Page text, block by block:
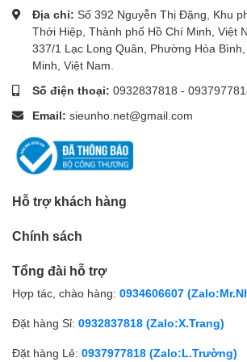
liên tục.Địa chỉ: Số 392 Nguyễn Thị Đặng, Khu
Thới Hiệp, Thành phố Hồ Chí Minh, Việt
337/1 Lạc Long Quân, Phường Hòa
Minh, Việt Nam.
Số điện thoại: 0932837818 -
Email: sieunho.net@gmail.com
Hỗ trợ khách hàng
Chính sách
Tổng đài hỗ trợ
Hợp tác, chào hàng: 0934606607
Đặt hàng Sỉ: 0932837818 (Zalo:X.Trang)
Đặt hàng Lẻ: 0937977818 (Zalo:L.Trường)